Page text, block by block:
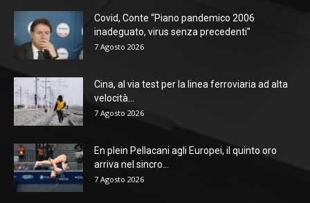
Covid, Conte “Piano pandemico 2006
inadeguato, virus senza precedenti”
7 Agosto 2026
Cina, al via test per la linea ferroviaria ad alta
velocità...
7 Agosto 2026
En plein Pellacani agli Europei, il quinto oro
arriva nel sincro...
7 Agosto 2026